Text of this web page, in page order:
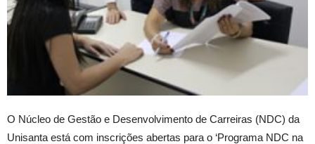
O Núcleo de Gestão e Desenvolvimento de Carreiras (NDC) da
Unisanta está com inscrições abertas para o ‘Programa NDC na